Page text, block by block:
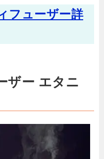
フューザー詳
ザー エタニ